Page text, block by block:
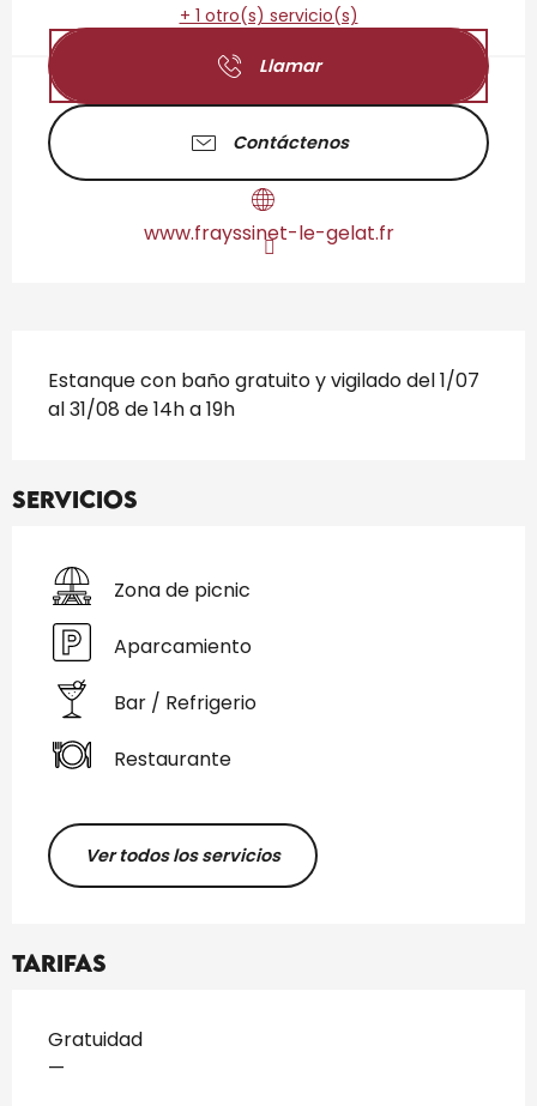
+ 1 otro(s) servicio(s)
Llamar
Contáctenos
www.frayssinet-le-gelat.fr
Estanque con baño gratuito y vigilado del 1/07
al 31/08 de 14h a 19h
Servicios
Zona de picnic
Aparcamiento
Bar / Refrigerio
Restaurante
Ver todos los servicios
Tarifas
Tarifas 2026
Gratuidad
—